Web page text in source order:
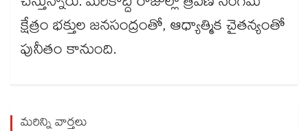
క్షేత్రం భక్తుల జనసంద్రంతో, ఆధ్యాత్మిక చైతన్యంతో
పునీతం కానుంది.
మరిన్ని వార్తలు